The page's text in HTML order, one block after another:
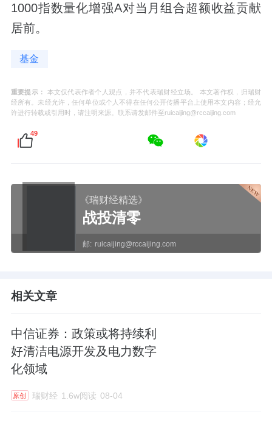
1000指数量化增强A对当月组合超额收益贡献
居前。
基金
重要提示：
本文仅代表作者个人观点，并不代表瑞财经立场。 本文著作权，归瑞财
经所有。未经允许，任何单位或个人不得在任何公开传播平台上使用本文内容；经允
许进行转载或引用时，请注明来源。联系请发邮件至ruicaijing@rccaijing.com
49
《瑞财经精选》
战投清零
邮: ruicaijing@rccaijing.com
相关文章
中信证券：政策或将持续利
好清洁电源开发及电力数字
化领域
原创 瑞财经 1.6w阅读 08-04